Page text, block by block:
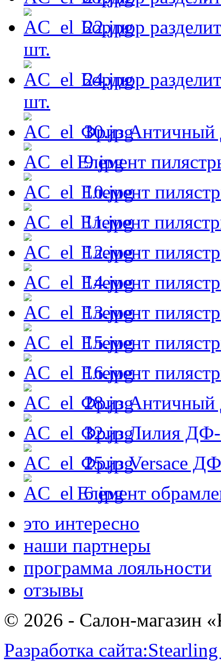
Бордюр
шт.
Бордюр
шт.
Фриз
Елемент
Елемент
Елемент
Елемент
Елемент
Елемент
Елемент
Елемент
Фриз
Фриз Лилия
Фриз Versace
Елемент
это интересно
наши партнеры
программа лояльности
отзывы
© 2026 - Салон-магазин
Разработка сайта: